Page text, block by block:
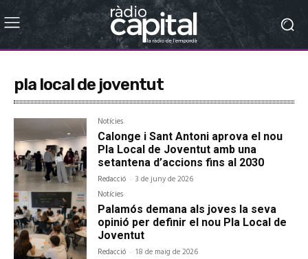
pla local de joventut
Notícies
Calonge i Sant Antoni aprova el nou
Pla Local de Joventut amb una
setantena d’accions fins al 2030
Redacció - 3 de juny de 2026
Notícies
Palamós demana als joves la seva
opinió per definir el nou Pla Local de
Joventut
Redacció - 18 de maig de 2026